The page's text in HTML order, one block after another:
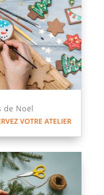
de Noël
VOTRE ATELIER